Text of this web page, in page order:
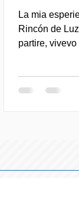
La mia
Rincón de
partire, vivevo
coinvolgermi
non erano